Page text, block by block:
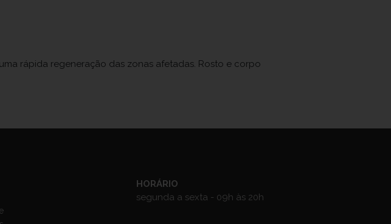
rápida regeneração das zonas afetadas. Rosto e corpo
HORÁRIO
segunda a sexta - 09h às 20h